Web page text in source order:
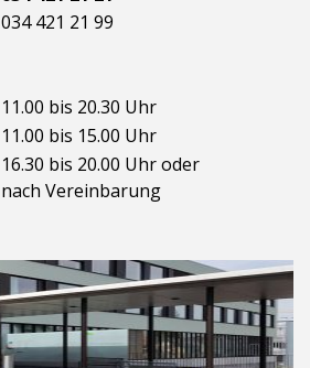
034 421 21 99
11.00 bis 20.30 Uhr
11.00 bis 15.00 Uhr
16.30 bis 20.00 Uhr oder
nach Vereinbarung